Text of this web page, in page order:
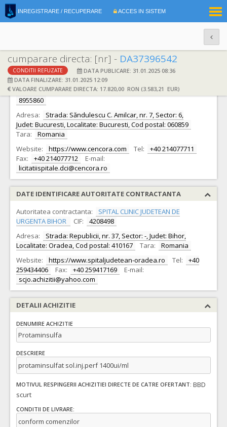
INREGISTRARE / RECUPERARE ACCES IN SISTEM
cumparare directa: [nr] - DA37396542
CONDITII REFUZATE
DATA PUBLICARE: 31.01.2025 08:36
DATA FINALIZARE: 31.01.2025 12:09
VALOARE CUMPARARE DIRECTA: 17.820,00 RON (3.583,21 EUR)
DATE IDENTIFICARE OFERTANT
Ofertant: S.C. ALLIANCE HEALTHCARE ROMANIA S.R.L.
8955860
Adresa:
Strada: Săndulescu C. Amilcar, nr. 7, Sector: 6,
Judet: Bucuresti, Localitate: Bucuresti, Cod postal: 060859
Tara:
Romania
Website:
https://www.cencora.com Tel:
+40 214077711
Fax:
+40 214077712
E-mail:
licitatiispitale.dci@cencora.ro
DATE IDENTIFICARE AUTORITATE CONTRACTANTA
Autoritatea contractanta:
SPITAL CLINIC JUDETEAN DE
URGENTA BIHOR
CIF:
4208498
Adresa:
Strada: Republicii, nr. 37, Sector: -, Judet: Bihor,
Localitate: Oradea, Cod postal: 410167
Tara:
Romania
Website:
https://www.spitaljudetean-oradea.ro Tel:
+40
259434406
Fax: +40 259417169
E-mail:
scjo.achizitii@yahoo.com
DETALII ACHIZITIE
DENUMIRE ACHIZITIE
Protaminsulfa
DESCRIERE
protaminsulfat sol.inj.perf 1400ui/ml
MOTIVUL RESPINGERII ACHIZITIEI DIRECTE DE CATRE OFERTANT: BBD
scurt
CONDITII DE LIVRARE:
conform comenzilor